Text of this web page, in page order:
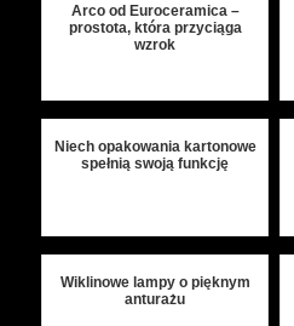
Arco od Euroceramica –
prostota, która przyciąga
wzrok
Niech opakowania kartonowe
spełnią swoją funkcję
Wiklinowe lampy o pięknym
anturażu